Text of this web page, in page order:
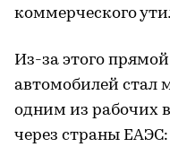
коммерческого
Из-за этого
автомобилей стал
одним из рабочих
через страны